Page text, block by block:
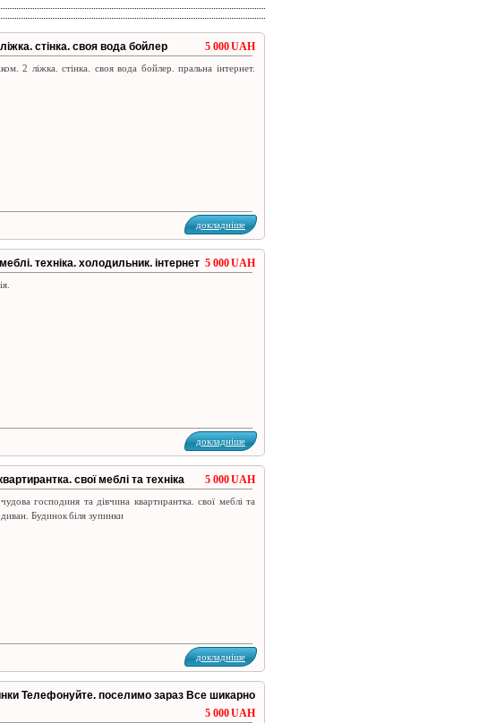
стінка. своя вода бойлер 5 000 UAH
2 ліжка. стінка. своя вода бойлер. пральна інтернет.
докладніше
техніка. холодильник. інтернет 5 000 UAH
докладніше
свої меблі та техніка 5 000 UAH
господиня та дівчина квартирантка. свої меблі та
Будинок біля зупинки
докладніше
Телефонуйте. поселимо зараз Все шикарно
5 000 UAH